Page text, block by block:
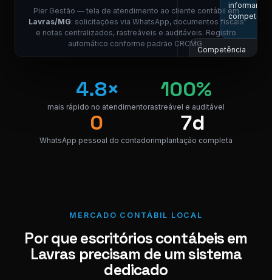
informar a
Competência
da nota.
Perfeito,
11:04
⚠ Nota interna
Pier Gestão — tela de atendimento ao cliente contábil em
Lavras/MG: solicitações via WhatsApp, documentos fiscais
e notas centralizados, rastreáveis e auditáveis. Registro
automático conforme padrão CRCMG.
4.8×
mais rápido no atendimento
100%
rastreável e auditável
0
WhatsApp pessoal do contador
7d
implantação completa
MERCADO CONTÁBIL LOCAL
Por que escritórios contábeis em
Lavras precisam de um sistema
dedicado